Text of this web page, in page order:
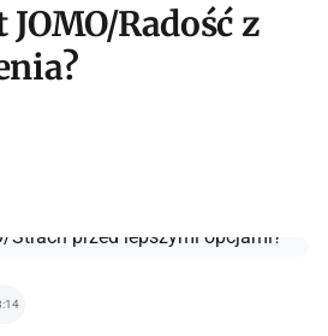
Radość z